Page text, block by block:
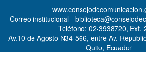
Correo institucional -
Teléfono: 02-3938720, Ext.
Av.10 de Agosto N34-566, entre Av.
Quito, Ecuador